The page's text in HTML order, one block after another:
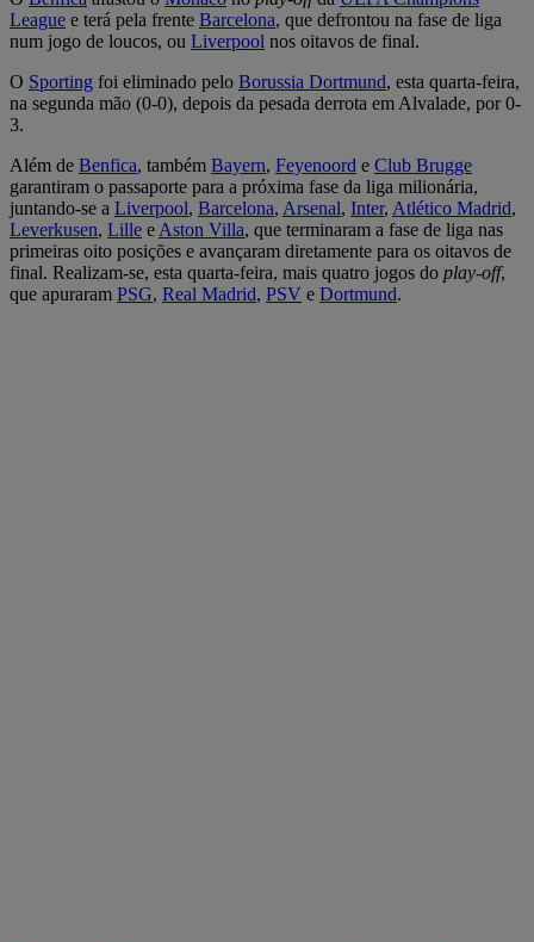
League e terá pela frente Barcelona, que defrontou na fase de liga
num jogo de loucos, ou Liverpool nos oitavos de final.
O Sporting foi eliminado pelo Borussia Dortmund, esta quarta-feira,
na segunda mão (0-0), depois da pesada derrota em Alvalade, por 0-
3.
Além de Benfica, também Bayern, Feyenoord e Club Brugge
garantiram o passaporte para a próxima fase da liga milionária,
juntando-se a Liverpool, Barcelona, Arsenal, Inter, Atlético Madrid,
Leverkusen, Lille e Aston Villa, que terminaram a fase de liga nas
primeiras oito posições e avançaram diretamente para os oitavos de
final. Realizam-se, esta quarta-feira, mais quatro jogos do play-off,
que apuraram PSG, Real Madrid, PSV e Dortmund.